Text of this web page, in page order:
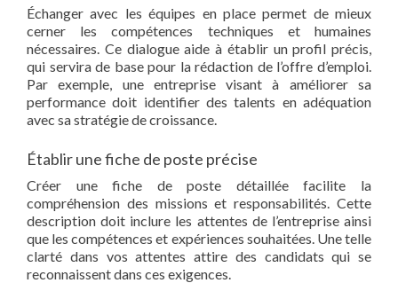
Échanger avec les équipes en place permet de mieux
cerner les compétences techniques et humaines
nécessaires. Ce dialogue aide à établir un profil précis,
qui servira de base pour la rédaction de l’offre d’emploi.
Par exemple, une entreprise visant à améliorer sa
performance doit identifier des talents en adéquation
avec sa stratégie de croissance.
Établir une fiche de poste précise
Créer une fiche de poste détaillée facilite la
compréhension des missions et responsabilités. Cette
description doit inclure les attentes de l’entreprise ainsi
que les compétences et expériences souhaitées. Une telle
clarté dans vos attentes attire des candidats qui se
reconnaissent dans ces exigences.